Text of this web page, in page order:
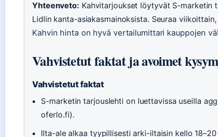
Yhteenveto: Kahvitarjoukset löytyvät S-marketin
Lidlin kanta-asiakasmainoksista. Seuraa
Kahvin hinta on hyvä vertailumittari kauppojen
Vahvistetut faktat ja avoimet
Vahvistetut faktat
S-marketin tarjouslehti on luettavissa useilla
oferlo.fi).
Ilta-ale alkaa tyypillisesti arki-iltaisin kello